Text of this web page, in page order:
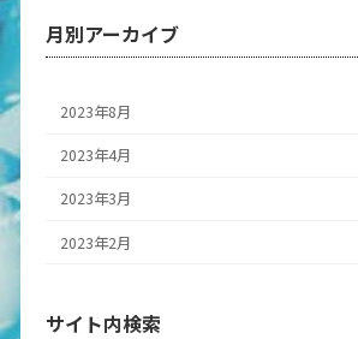
月別アーカイブ
2023年8月
2023年4月
2023年3月
2023年2月
サイト内検索